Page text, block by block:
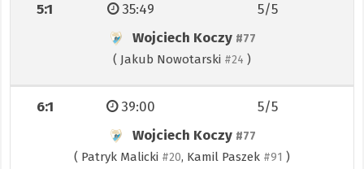
5:1
Wojciech Koczy #77
( Jakub Nowotarski #24 )
5/5
35:49
6:1
Wojciech Koczy #77
( Patryk Malicki #20, Kamil Paszek #91 )
5/5
39:00